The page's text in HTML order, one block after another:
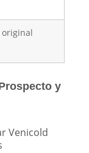
original
y
Venicold